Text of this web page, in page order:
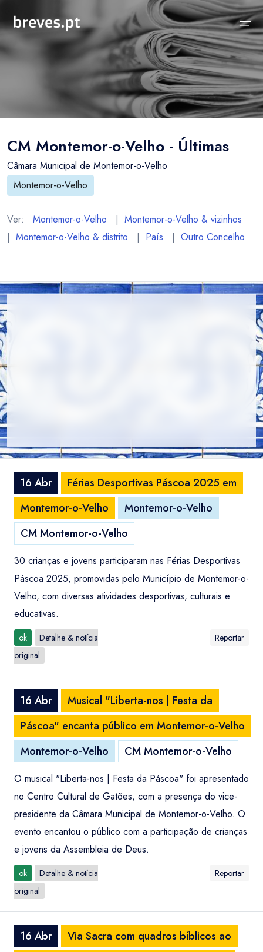
Notícias
Concelhos Vizinhos
Distrito
País
Temas
Sobre
Funcionalidades
As nossas Fontes
Perguntas Frequentes
Contactos
CM Montemor-o-Velho - Últimas
Câmara Municipal de Montemor-o-Velho
Montemor-o-Velho
Ver: Montemor-o-Velho | Montemor-o-Velho & vizinhos
| Montemor-o-Velho & distrito | País | Outro Concelho
16 Abr
Férias Desportivas Páscoa 2025 em
Montemor-o-Velho
Montemor-o-Velho
CM Montemor-o-Velho
30 crianças e jovens participaram nas Férias Desportivas
Páscoa 2025, promovidas pelo Município de Montemor-o-
Velho, com diversas atividades desportivas, culturais e
educativas.
ok
Detalhe & notícia
original
Reportar
16 Abr
Musical "Liberta-nos | Festa da
Páscoa" encanta público em Montemor-o-Velho
Montemor-o-Velho
CM Montemor-o-Velho
O musical "Liberta-nos | Festa da Páscoa" foi apresentado
no Centro Cultural de Gatões, com a presença do vice-
presidente da Câmara Municipal de Montemor-o-Velho. O
evento encantou o público com a participação de crianças
e jovens da Assembleia de Deus.
ok
Detalhe & notícia
original
Reportar
16 Abr
Via Sacra com quadros bíblicos ao